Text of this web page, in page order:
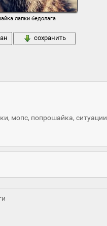
лапки бедолага
сохранить
, мопс, попрошайка, ситуации